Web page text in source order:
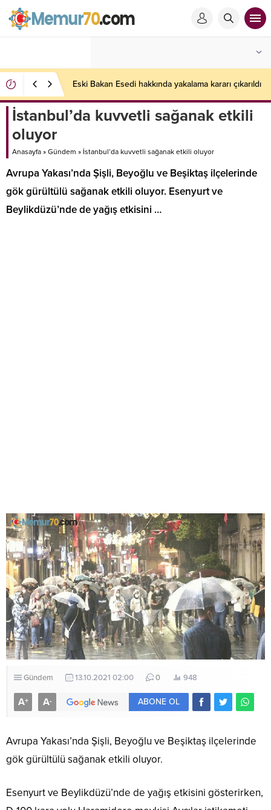
Eski Bakan Esedi hakkında yakalama kararı çıkarıldı
İstanbul’da kuvvetli sağanak etkili
oluyor
Anasayfa » Gündem » İstanbul’da kuvvetli sağanak etkili oluyor
Avrupa Yakası’nda Şişli, Beyoğlu ve Beşiktaş ilçelerinde
gök gürültülü sağanak etkili oluyor. Esenyurt ve
Beylikdüzü’nde de yağış etkisini …
Gündem 13.10.2021 02:00 0 948
A+ A- ABONE OL
Avrupa Yakası’nda Şişli, Beyoğlu ve Beşiktaş ilçelerinde
gök gürültülü sağanak etkili oluyor.
Esenyurt ve Beylikdüzü’nde de yağış etkisini gösterirken,